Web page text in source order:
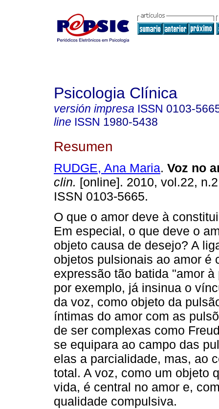
Psicologia Clínica
versión impresa ISSN 0103-
line ISSN 1980-5438
Resumen
RUDGE, Ana Maria. Voz no
clin. [online]. 2010, vol.22,
ISSN 0103-5665.
O que o amor deve à
Em especial, o que deve o
objeto causa de desejo? A
objetos pulsionais ao amor é
expressão tão batida "amor
por exemplo, já insinua o
da voz, como objeto da
íntimas do amor com as
de ser complexas como
se equipara ao campo das
elas a parcialidade, mas, ao
total. A voz, como um objeto
vida, é central no amor e,
qualidade compulsiva.